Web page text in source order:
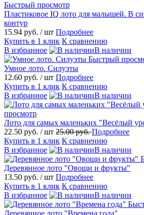
Быстрый просмотр
Пластиковое IQ лото для малышей. В
контур
15.94 руб. / шт Подробнее
Купить в 1 клик К сравнению
В избранное
В наличии
Быстрый
Умное лото. Силуэты
12.60 руб. / шт Подробнее
Купить в 1 клик К сравнению
В избранное
В наличии
просмотр
Лото для самых маленьких "Весёлый
22.50 руб. / шт 25.00 руб.Подробнее
Купить в 1 клик К сравнению
В избранное
В наличии
Деревянное лото "Овощи и фрукты"
13.50 руб. / шт Подробнее
Купить в 1 клик К сравнению
В избранное
В наличии